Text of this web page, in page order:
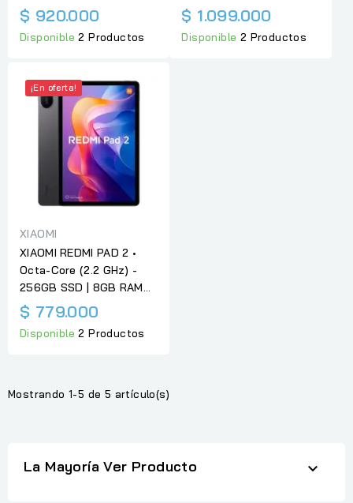
$ 920.000
Disponible2 Productos
$ 1.099.000
Disponible 2 Productos
¡En oferta!
XIAOMI
XIAOMI REDMI PAD 2 •
Octa-Core (2.2 GHz) -
256GB SSD | 8GB RAM...
$ 779.000
Disponible2 Productos
Mostrando 1-5 de 5 artículo(s)
La Mayoría Ver Producto 